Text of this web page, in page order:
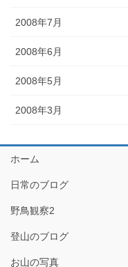
2008年7月
2008年6月
2008年5月
2008年3月
ホーム
日常のブログ
野鳥観察2
登山のブログ
お山の写真